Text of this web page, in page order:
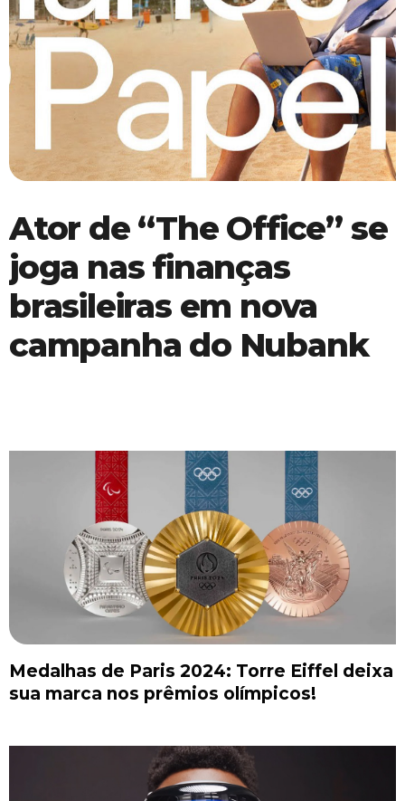
Ator de “The Office” se
joga nas finanças
brasileiras em nova
campanha do Nubank
Medalhas de Paris 2024: Torre Eiffel deixa
sua marca nos prêmios olímpicos!